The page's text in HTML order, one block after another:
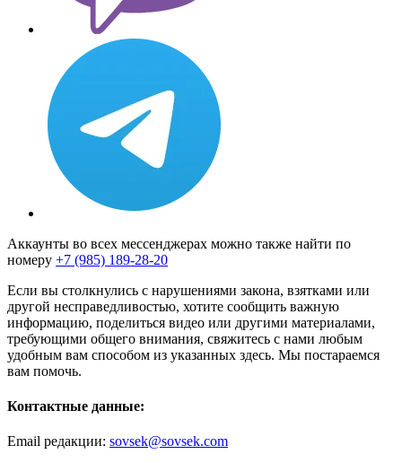
Аккаунты во всех мессенджерах можно также найти по
номеру +7 (985) 189-28-20
Если вы столкнулись с нарушениями закона, взятками или
другой несправедливостью, хотите сообщить важную
информацию, поделиться видео или другими материалами,
требующими общего внимания, свяжитесь с нами любым
удобным вам способом из указанных здесь. Мы постараемся
вам помочь.
Контактные данные:
Email редакции: sovsek@sovsek.com